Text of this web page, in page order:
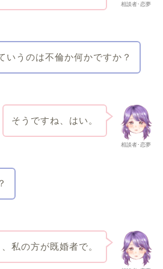
相談者･恋夢
いうのは不倫か何かですか？
相談者･恋夢
そうですね、はい。
私の方が既婚者で。